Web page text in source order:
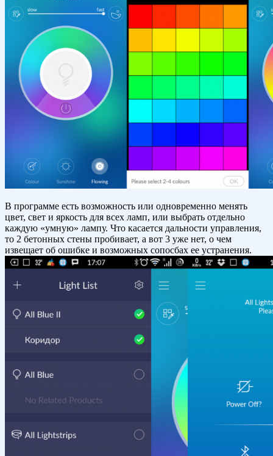
В программе есть возможность или одновременно менять
цвет, свет и яркость для всех ламп, или выбрать отдельно
каждую «умную» лампу. Что касается дальности управления,
то 2 бетонных стены пробивает, а вот 3 уже нет, о чем
извещает об ошибке и возможных сопосбах ее устранения.